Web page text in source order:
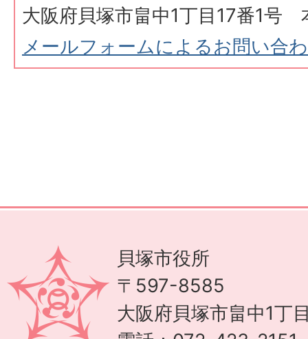
大阪府貝塚市畠中1丁目17番1号
メールフォームによるお問い合
貝塚市役所
〒597-8585
大阪府貝塚市畠中1丁